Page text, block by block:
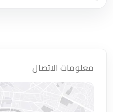
معلومات الاتصال